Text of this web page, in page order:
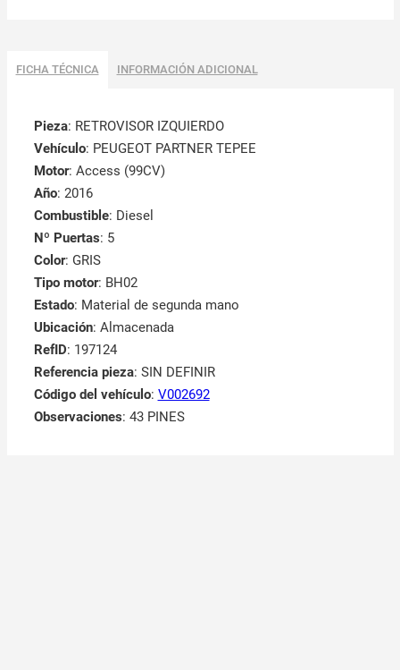
FICHA TÉCNICA INFORMACIÓN ADICIONAL
Pieza: RETROVISOR IZQUIERDO
Vehículo: PEUGEOT PARTNER TEPEE
Motor: Access (99CV)
Año: 2016
Combustible: Diesel
Nº Puertas: 5
Color: GRIS
Tipo motor: BH02
Estado: Material de segunda mano
Ubicación: Almacenada
RefID: 197124
Referencia pieza: SIN DEFINIR
Código del vehículo: V002692
Observaciones: 43 PINES